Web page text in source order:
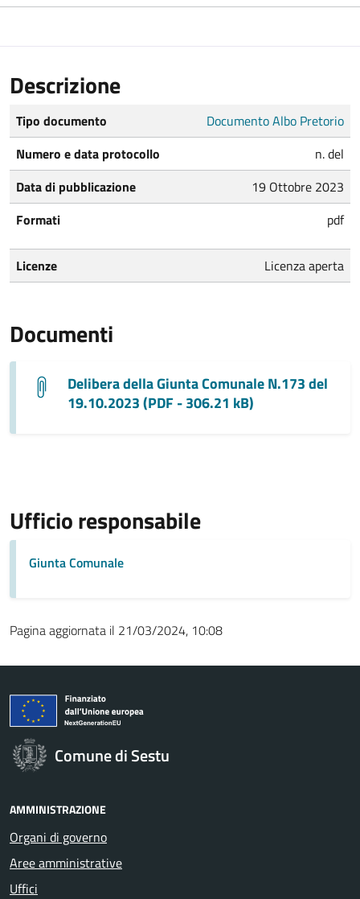
Descrizione
Tipo documento
Documento Albo Pretorio
Numero e data protocollo
n. del
Data di pubblicazione
19 Ottobre 2023
Formati
pdf
Licenze Licenza aperta
Documenti
Delibera della Giunta Comunale N.173 del
19.10.2023 (PDF - 306.21 kB)
Ufficio responsabile
Giunta Comunale
Pagina aggiornata il 21/03/2024, 10:08
Comune di Sestu
AMMINISTRAZIONE
Organi di governo
Aree amministrative
Uffici